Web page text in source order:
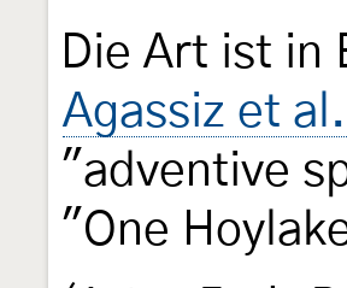
Die Art ist in
Agassiz et
"adventive
"One